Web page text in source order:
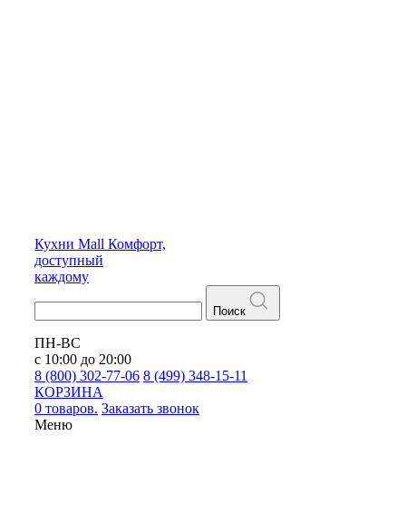
Кухни Mall Комфорт,
доступный
каждому
Поиск
ПН-ВС
с 10:00 до 20:00
8 (800) 302-77-06 8 (499) 348-15-11
КОРЗИНА
0 товаров. Заказать звонок
Меню